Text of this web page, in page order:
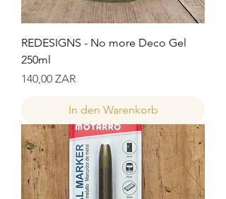
REDESIGNS - No more Deco Gel
250ml
Preis
140,00 ZAR
In den Warenkorb